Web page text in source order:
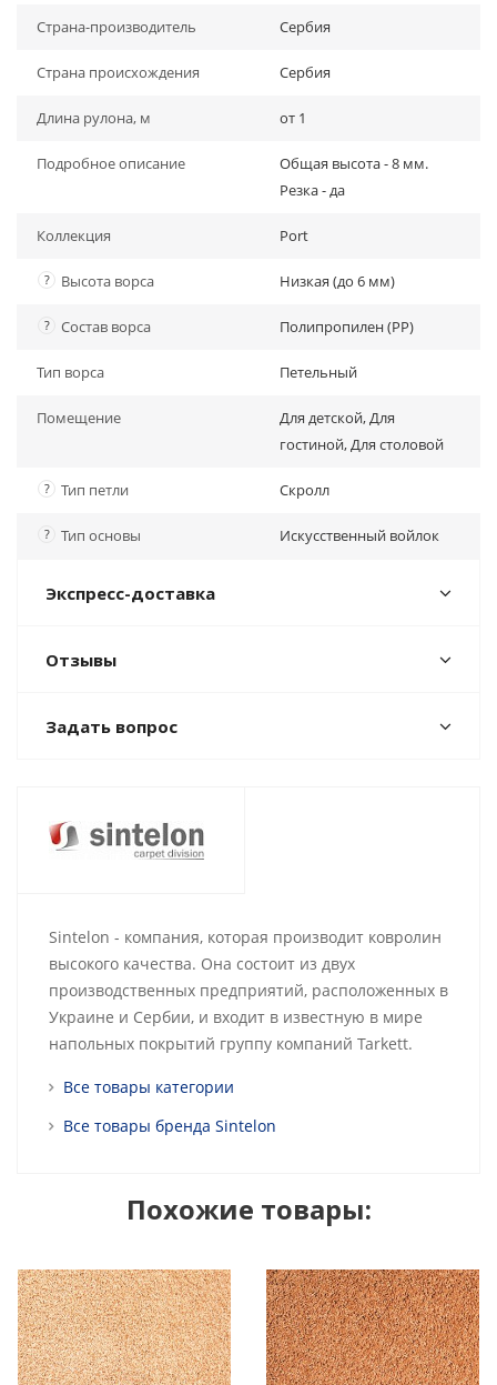
Страна-производитель Сербия
Страна происхождения Сербия
Длина рулона, м от 1
Подробное описание
Общая высота - 8 мм.
Резка - да
Коллекция Port
? Высота ворса Низкая (до 6 мм)
? Состав ворса Полипропилен (PP)
Тип ворса Петельный
Помещение
Для детской, Для
гостиной, Для столовой
? Тип петли Скролл
? Тип основы Искусственный войлок
Экспресс-доставка
Отзывы
Задать вопрос
Sintelon - компания, которая производит ковролин
высокого качества. Она состоит из двух
производственных предприятий, расположенных в
Украине и Сербии, и входит в известную в мире
напольных покрытий группу компаний Tarkett.
Все товары категории
Все товары бренда Sintelon
Похожие товары: